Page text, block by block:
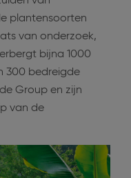
plantensoorten
van onderzoek,
bijna 1000
300 bedreigde
Group en zijn
van de